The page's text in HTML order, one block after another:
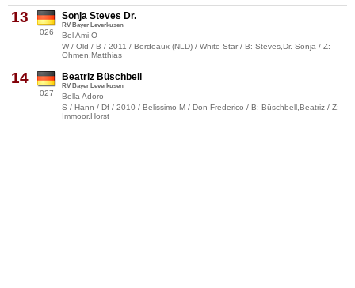
13
026
Sonja Steves Dr.
RV Bayer Leverkusen
Bel Ami O
W / Old / B / 2011 / Bordeaux (NLD) / White Star / B: Steves,Dr. Sonja / Z:
Ohmen,Matthias
14
027
Beatriz Büschbell
RV Bayer Leverkusen
Bella Adoro
S / Hann / Df / 2010 / Belissimo M / Don Frederico / B: Büschbell,Beatriz / Z:
Immoor,Horst